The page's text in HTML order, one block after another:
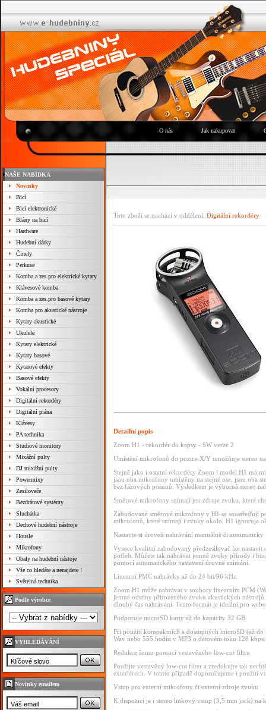
O nás Jak nakupovat
NAŠE NABÍDKA
Novinky
Bicí
Bicí elektronické
Blány na bicí
Hardware
Hudební dárky
Činely
Perkuse
Komba a zes.pro elektrické kytary
Klávesové komba
Komba a zes.pro basové kytary
Komba pro akustické nástroje
Kytary akustické
Ukulele
Kytary elektrické
Kytary basové
Kytarové efekty
Basové efekty
Vokální procesory
Digitální rekordéry
Digitální piána
Klávesy
PA technika
Studiové monitory
Mixážní pulty
DJ mixážní pulty
Powermixy
Zesilovače
Bezdrátové systémy
Sluchátka
Dechové hudební nástroje
Housle
Mikrofony
Obaly na hudební nástoje
Vše co hledáte a nenajdete !
Světelná technika
Podle výrobce
VYHLEDÁVÁNÍ
Novinky emailem
Toto zboží se nachází v oddělení: Digitální rekordéry
Detailní popis
Zoom H1 - rekordér do kapsy - SW verze 2
Umístění mikrofonů do pozice X/Y umožňuje stereo
Stejně jako i ostatní rekordéry Zoom i model H1 má
jsou oba mikrofony umístěny na stejné ose, jsou oba
bez fázových posunů. Výsledkem je výborná stereo
Směrové mikrofony snímají jen zdroje zvuku, které
Zabudované směrové mikrofony v H1 se soustřeďují
mikrofonů, které snímají i zvuky okolo, H1 ignoruje
Nastavte si úroveň nahrávání manuálně či automaticky
Vysoce kvalitní zabudovaný předzesilovač lze
potřeb. Můžete tak nahrávat jemné zvuky přírody i
pomocí automatického nastavení úrovně snímání.
Linearní PMC nahrávky až do 24 bit/96 kHz
Zoom H1 může nahrávat v soubory linearním PCM
jemné odstíny přirozeného zvuku akustických
dlouhý čas nahrávání. Tento formát je ideální pro
Podporuje microSD karty až do kapacity 32 GB
Při použití kompaktních a dostupných microSD (až
Wav nebo 555 hodin v MP3 o datovém toku 128 kbps.
Redukce šumu pomocí vestavěného low-cut filtru
Použijte vestavěný low-cut filter a zredukujte tak
exteriérech. V tomto případě doporučujeme i použití
Vstup pro externí mikrofony či externí zdroje zvuku
K dispozici je i stereo linkový vstup (3,5 mm jack) na